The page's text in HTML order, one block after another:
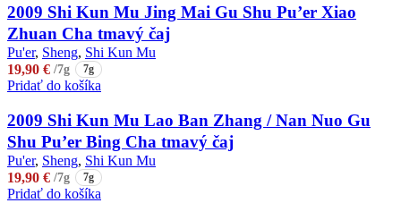
má
viacero
variantov.
Možnosti
si
môžete
na
stránke
produktu.
2009 Shi Kun Mu Jing Mai Gu Shu Pu’er Xiao
Zhuan Cha tmavý čaj
Pu'er, Sheng, Shi Kun Mu
19,90 € /7g 7g
Pridať do košíka
2009 Shi Kun Mu Lao Ban Zhang / Nan Nuo Gu
Shu Pu’er Bing Cha tmavý čaj
Pu'er, Sheng, Shi Kun Mu
19,90 € /7g 7g
Pridať do košíka